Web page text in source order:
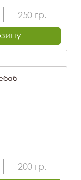
250 гр.
200 гр.